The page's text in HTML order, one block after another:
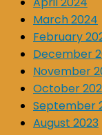
March 2024
February
December
November
October
September
August 2023